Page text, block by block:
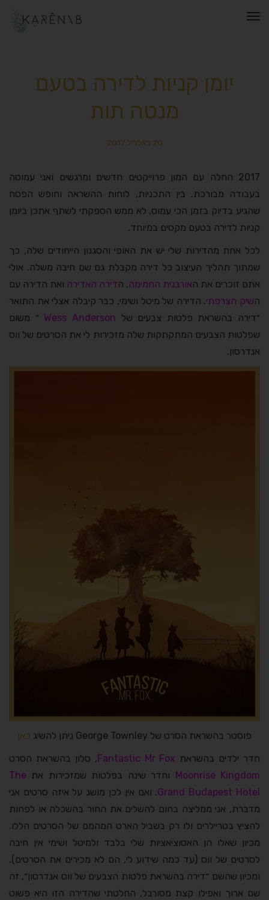
תפריט
יומן קניות לדירה בטעם
מנטה תות
20 באפריל 2017
2017 החלה עם המון פרוייקטים חדשים ומרגשים ואני עמוסה
בעבודה מבורכת. בין התכניות, לוחות ההשראה וחופש הפסח
שהגיע בדיוק בזמן הכי עמוס, לא ממש הספקתי לשתף אתכן ביומן
קניות לדירה בטעם מקסים במיוחד.
לכל אחת מהדירות שלי יש את האופי והסגנון הייחודים שלה, כך
שמתוך תהליך העיצוב כל דירה מקבלת גם שם חיבה משלה. אולי
אתם זוכרים את האורבנית החמימה, הדירה האדירה ואת הדירה עם
השיק הצרפתי. הדירה של מיטל ושימי, כבר קיבלה אצלי את התואר
״דירה בהשראת פלטות צבעים של
״ משום
שפלטות הצבעים המתקתקות שלה מזכירות לי את הסרטים של ווס
אנדרסון.
פוסטר בהשראת הסרט של George Townley ניתן להשיג
כאן
חדר ילדים בהשראת Fantastic Mr Fox, סלון בהשראת הסרט
Moonrise Kingdom
וחדר שינה בפלטות שמזכירות את The
Grand Budapest Hotel. ואם אין לכן מושג על איזה סרטים אני
מדברת, אני ממליצה בחום להשלים את החור בהשכלה או לפחות
להציץ בטריילרים ולו רק בשביל הארט המהמם של הסרטים הללו.
מכיון שאלו הן האסוציאציות שלי בלבד ולמיטל ושימי אין חיבה
לסרטים של ווס (עד כמה שידוע לי, הם לא מכירים את הסרטים).
ומכיון שהשם ״דירה בהשראת פלטות הצבעים של ווס אנדרסון״, זה
שם ארוך ואפילו קצת מסורבל, החלטתי שהדירה הזו היא פשוט